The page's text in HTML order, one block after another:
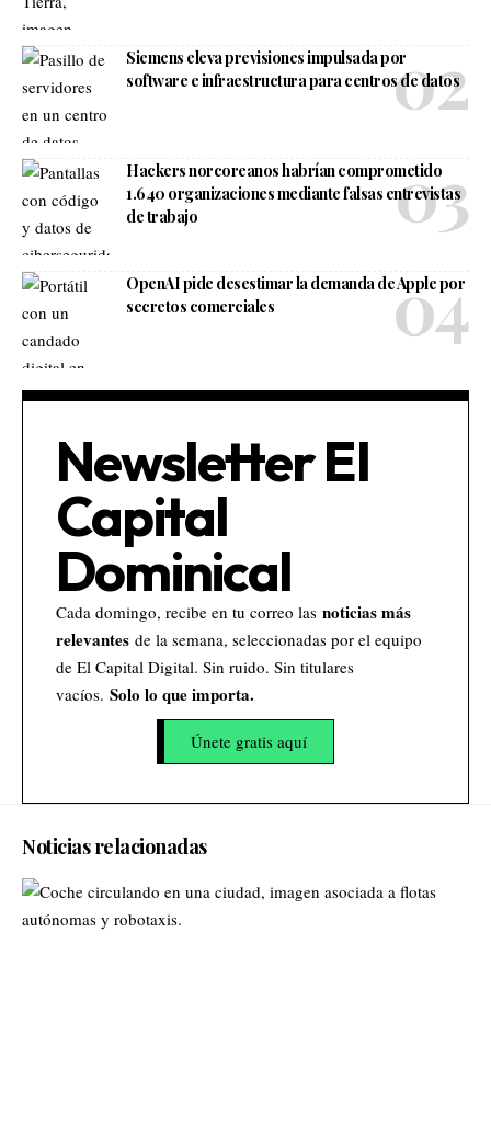
Siemens eleva previsiones impulsada por
software e infraestructura para centros de datos
Hackers norcoreanos habrían comprometido
1.640 organizaciones mediante falsas entrevistas
de trabajo
OpenAI pide desestimar la demanda de Apple por
secretos comerciales
Newsletter El
Capital
Dominical
Cada domingo, recibe en tu correo las noticias más
relevantes de la semana, seleccionadas por el equipo
de El Capital Digital. Sin ruido. Sin titulares
vacíos. Solo lo que importa.
Únete gratis aquí
Noticias relacionadas